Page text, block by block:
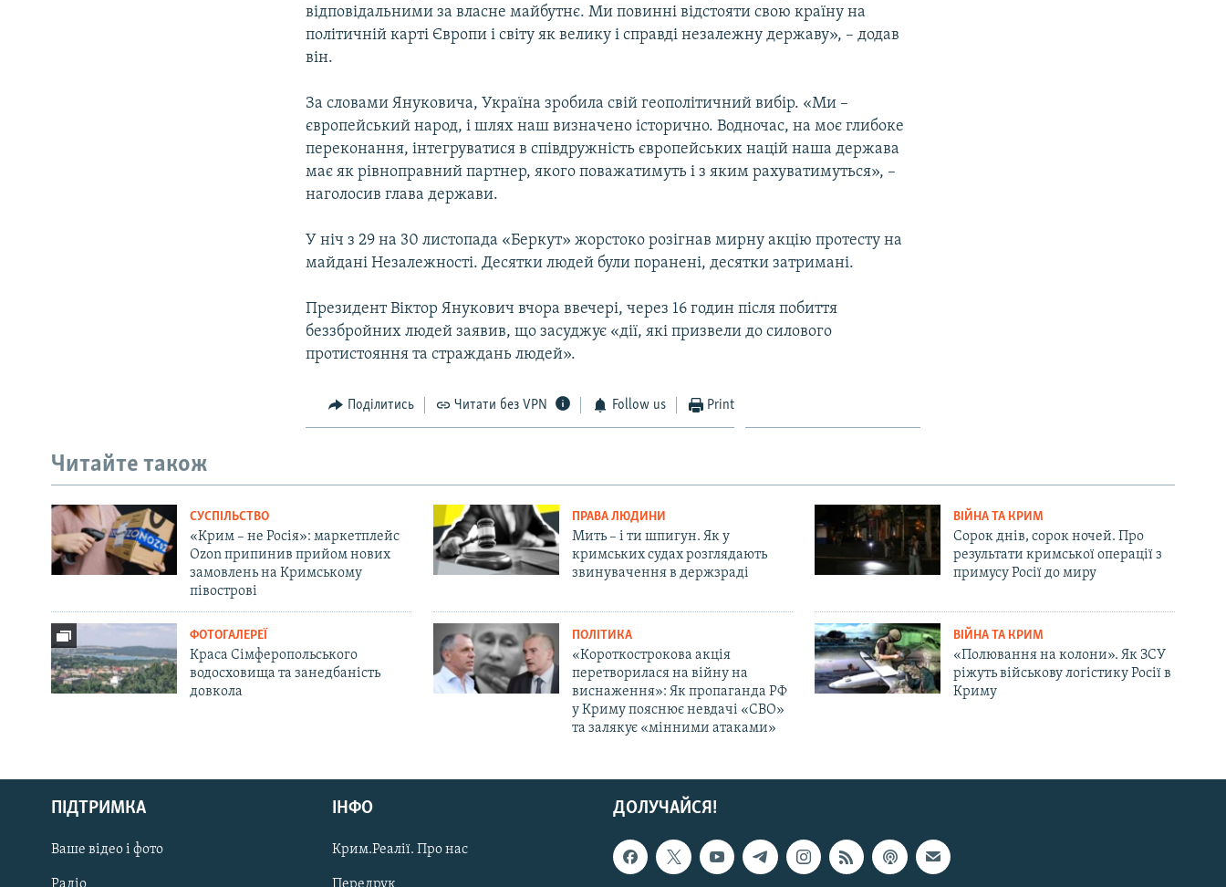
Русский
Qırımtatar
ДОЛУЧАЙСЯ!
відповідальними за власне майбутнє. Ми повинні відстояти свою країну на
політичній карті Європи і світу як велику і справді незалежну державу», – додав
він.
За словами Януковича, Україна зробила свій геополітичний вибір. «Ми –
європейський народ, і шлях наш визначено історично. Водночас, на моє глибоке
переконання, інтегруватися в співдружність європейських націй наша держава
має як рівноправний партнер, якого поважатимуть і з яким рахуватимуться», –
наголосив глава держави.
У ніч з 29 на 30 листопада «Беркут» жорстоко розігнав мирну акцію протесту на
майдані Незалежності. Десятки людей були поранені, десятки затримані.
Президент Віктор Янукович вчора ввечері, через 16 годин після побиття
беззбройних людей заявив, що засуджує «дії, які призвели до силового
протистояння та страждань людей».
Поділитись Читати без VPN Follow us Print
Читайте також
СУСПІЛЬСТВО
«Крим – не Росія»: маркетплейс
Ozon припинив прийом нових
замовлень на Кримському
півострові
ПРАВА ЛЮДИНИ
Мить – і ти шпигун. Як у
кримських судах розглядають
звинувачення в держзраді
ВІЙНА ТА КРИМ
Сорок днів, сорок ночей. Про
результати кримської операції з
примусу Росії до миру
ФОТОГАЛЕРЕЇ
Краса Сімферопольського
водосховища та занедбаність
довкола
ПОЛІТИКА
«Короткострокова акція
перетворилася на війну на
виснаження»: Як пропаганда РФ
у Криму пояснює невдачі «СВО»
та залякує «мінними атаками»
ВІЙНА ТА КРИМ
«Полювання на колони». Як ЗСУ
ріжуть військову логістику Росії в
Криму
ДОЛУЧАЙСЯ!
ПІДТРИМКА
Ваше відео і фото
Радіо
ІНФО
Крим.Реалії. Про нас
Передрук